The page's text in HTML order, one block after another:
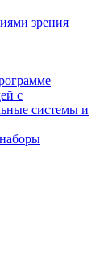
зрения
с
системы и